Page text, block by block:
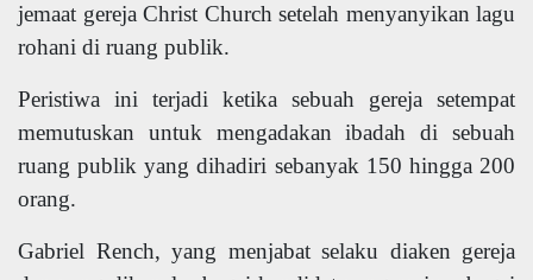
jemaat gereja Christ Church setelah menyanyikan lagu
rohani di ruang publik.
Peristiwa ini terjadi ketika sebuah gereja setempat
memutuskan untuk mengadakan ibadah di sebuah
ruang publik yang dihadiri sebanyak 150 hingga 200
orang.
Gabriel Rench, yang menjabat selaku diaken gereja